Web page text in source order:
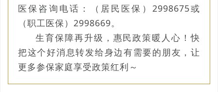
医保咨询电话：（居民医保）2998675或
（职工医保）2998669。
生育保障再升级，惠民政策暖人心！快
把这个好消息转发给身边有需要的朋友，让
更多参保家庭享受政策红利～